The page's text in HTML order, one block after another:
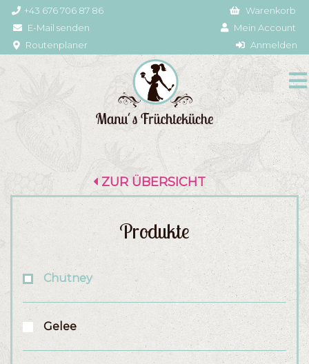
+43 676 706 87 86
E-Mail senden
Routenplaner
Warenkorb
Mein Account
Anmelden
ZUR ÜBERSICHT
Produkte
Chutney
Gelee